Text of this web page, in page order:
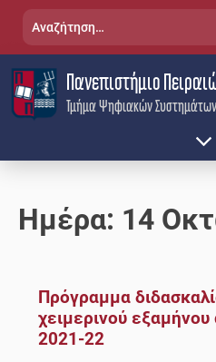
content
Τμήμα Ψηφιακών Συστημάτων
Πανεπιστήμιο
Αναζήτηση
Ημέρα: 14
Πρόγραμμα
χειμερινού
2021-22